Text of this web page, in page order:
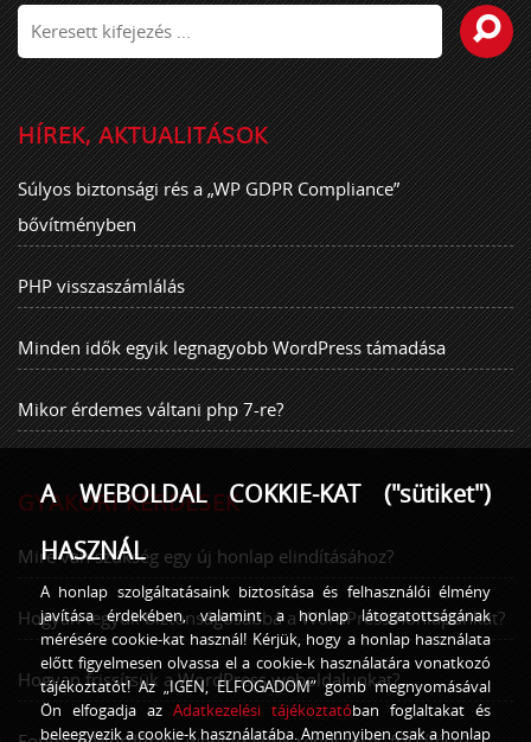
HÍREK, AKTUALITÁSOK
Súlyos biztonsági rés a „WP GDPR Compliance”
bővítményben
PHP visszaszámlálás
Minden idők egyik legnagyobb WordPress támadása
Mikor érdemes váltani php 7-re?
GYAKORI KÉRDÉSEK
Mire van szükség egy új honlap elindításához?
Hogyan tegyük biztonságosabbá a WordPress honlapunkat?
Hogyan frissítsük a WordPress weboldalunkat?
A WEBOLDAL COKKIE-KAT ("sütiket")
HASZNÁL
A honlap szolgáltatásaink biztosítása és felhasználói élmény
javítása érdekében, valamint a honlap látogatottságának
mérésére cookie-kat használ! Kérjük, hogy a honlap használata
előtt figyelmesen olvassa el a cookie-k használatára vonatkozó
tájékoztatót! Az „IGEN, ELFOGADOM” gomb megnyomásával
Ön elfogadja az Adatkezelési tájékoztatóban foglaltakat és
beleegyezik a cookie-k használatába. Amennyiben csak a honlap